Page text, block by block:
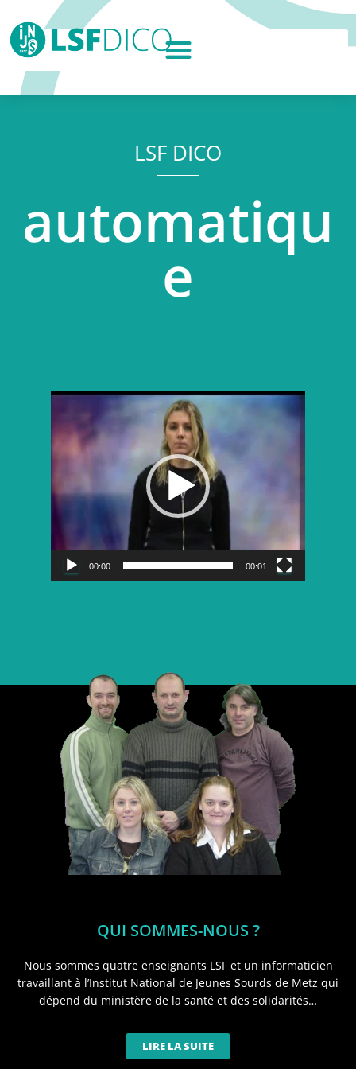
LSF DICO
automatiqu
e
Lecteur
vidéo
00:00 00:01
QUI SOMMES-NOUS ?
Nous sommes quatre enseignants LSF et un informaticien
travaillant à l’Institut National de Jeunes Sourds de Metz qui
dépend du ministère de la santé et des solidarités…
LIRE LA SUITE